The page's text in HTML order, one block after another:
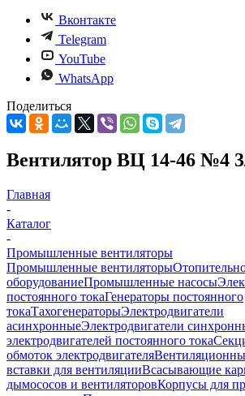
Вконтакте
Telegram
YouTube
WhatsApp
Поделиться
Вентилятор ВЦ 14-46 №4
Главная
-
Каталог
-
Промышленные вентиляторы
Промышленные вентиляторы
оборудованиеПромышленные насосы
постоянного токаГенераторы постоянного
токаТахогенераторыЭлектродвигатели
асинхронныеЭлектродвигатели
электродвигателей постоянного тока
обмоток электродвигателя
вставки для вентиляцииВсасывающие
дымососов и вентиляторовКорпусы для